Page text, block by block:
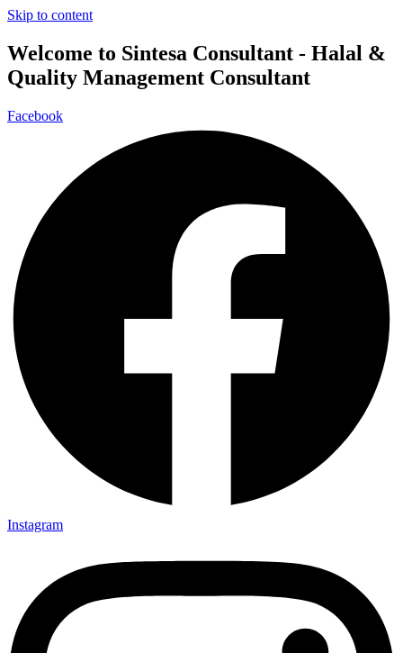
Skip to content
Welcome to Sintesa Consultant - Halal &
Quality Management Consultant
Facebook
Instagram